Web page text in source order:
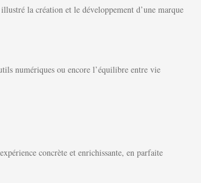
la création et le développement d’une marque
numériques ou encore l’équilibre entre vie
concrète et enrichissante, en parfaite